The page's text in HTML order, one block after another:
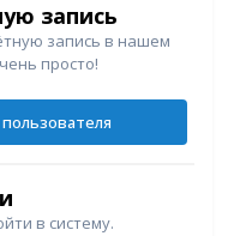
запись
запись в нашем
просто!
в систему.